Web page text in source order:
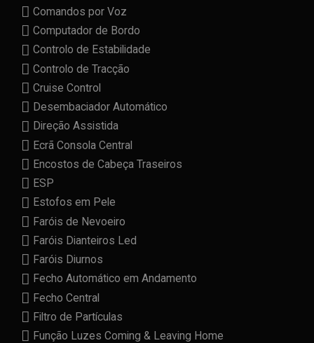
Comandos por Voz
Computador de Bordo
Controlo de Estabilidade
Controlo de Tracção
Cruise Control
Desembaciador Automático
Direção Assistida
Ecrã Consola Central
Encostos de Cabeça Traseiros
ESP
Estofos em Pele
Faróis de Nevoeiro
Faróis Dianteiros Led
Faróis Diurnos
Fecho Automático em Andamento
Fecho Central
Filtro de Partículas
Função Luzes Coming & Leaving Home